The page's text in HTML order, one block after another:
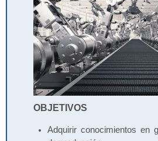
OBJETIVOS
Adquirir conocimientos en